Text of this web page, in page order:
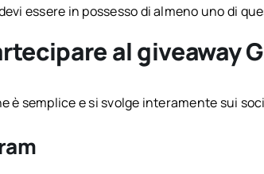
essere in possesso di almeno uno di
al giveaway
è semplice e si svolge interamente sui